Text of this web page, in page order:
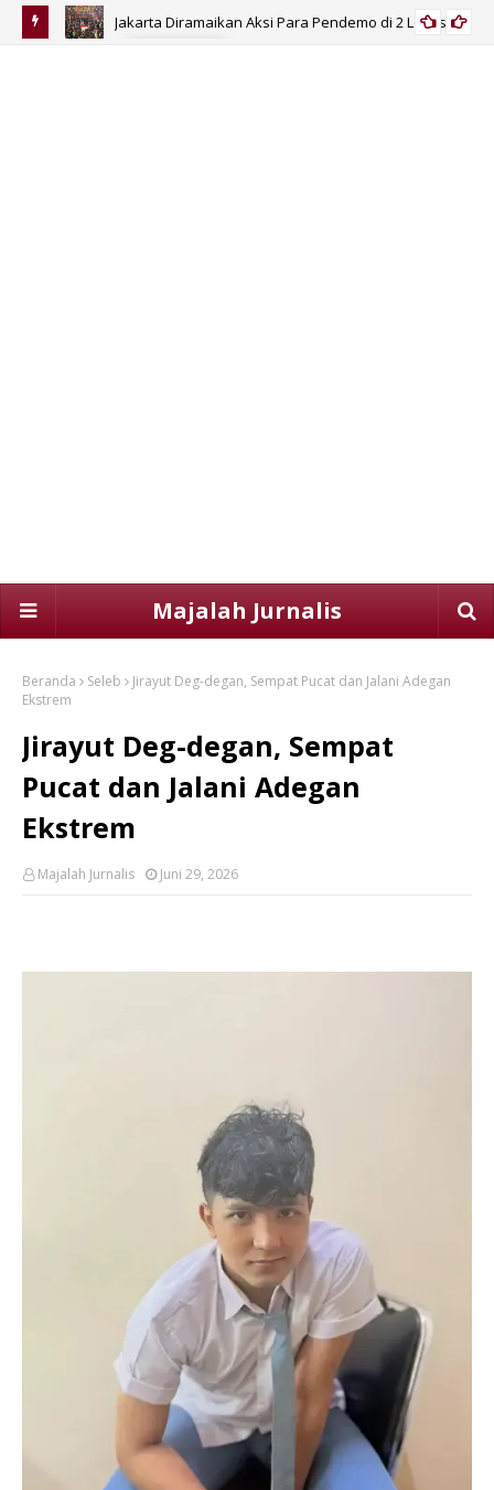
Jakarta Diramaikan Aksi Para Pendemo di 2 Lokasi
Majalah Jurnalis
Beranda Seleb
Jirayut Deg-degan, Sempat Pucat dan Jalani Adegan
Ekstrem
Jirayut Deg-degan, Sempat
Pucat dan Jalani Adegan
Ekstrem
Majalah Jurnalis Juni 29, 2026